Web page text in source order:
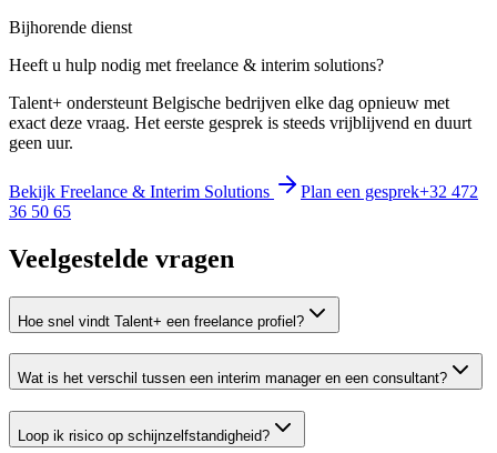
Bijhorende dienst
Heeft u hulp nodig met freelance & interim solutions?
Talent+ ondersteunt Belgische bedrijven elke dag opnieuw met
exact deze vraag. Het eerste gesprek is steeds vrijblijvend en duurt
geen uur.
Bekijk Freelance & Interim Solutions Plan een gesprek+32 472
36 50 65
Veelgestelde vragen
Hoe snel vindt Talent+ een freelance profiel?
Wat is het verschil tussen een interim manager en een consultant?
Loop ik risico op schijnzelfstandigheid?